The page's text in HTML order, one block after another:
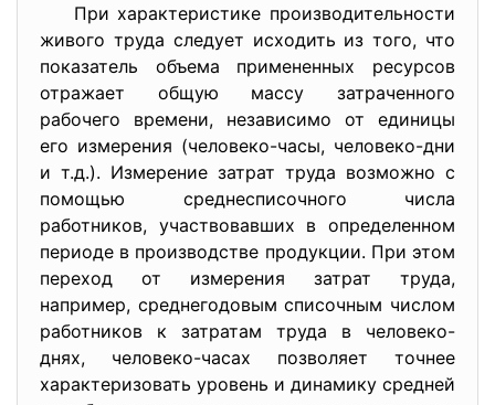
При характеристике производительности
живого труда следует исходить из того, что
показатель объема примененных ресурсов
отражает общую массу затраченного
рабочего времени, независимо от единицы
его измерения (человеко-часы, человеко-дни
и т.д.). Измерение затрат труда возможно с
помощью среднесписочного числа
работников, участвовавших в определенном
периоде в производстве продукции. При этом
переход от измерения затрат труда,
например, среднегодовым списочным числом
работников к затратам труда в человеко-
днях, человеко-часах позволяет точнее
характеризовать уровень и динамику средней